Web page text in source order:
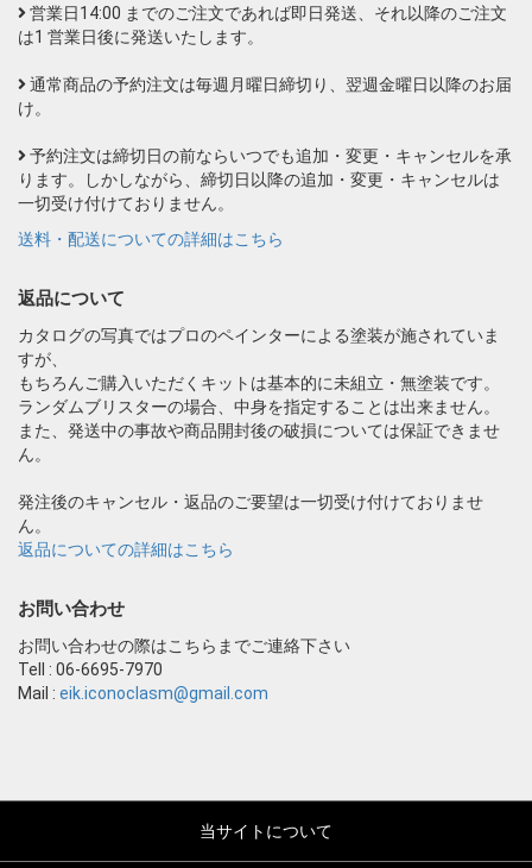
営業日14:00 までのご注文であれば即日発送、それ以降のご注文
は1 営業日後に発送いたします。
通常商品の予約注文は毎週月曜日締切り、翌週金曜日以降のお届
け。
予約注文は締切日の前ならいつでも追加・変更・キャンセルを承
ります。しかしながら、締切日以降の追加・変更・キャンセルは
一切受け付けておりません。
送料・配送についての詳細はこちら
返品について
カタログの写真ではプロのペインターによる塗装が施されていま
すが、
もちろんご購入いただくキットは基本的に未組立・無塗装です。
ランダムブリスターの場合、中身を指定することは出来ません。
また、発送中の事故や商品開封後の破損については保証できませ
ん。
発注後のキャンセル・返品のご要望は一切受け付けておりませ
ん。
返品についての詳細はこちら
お問い合わせ
お問い合わせの際はこちらまでご連絡下さい
Tell : 06-6695-7970
Mail : eik.iconoclasm@gmail.com
当サイトについて